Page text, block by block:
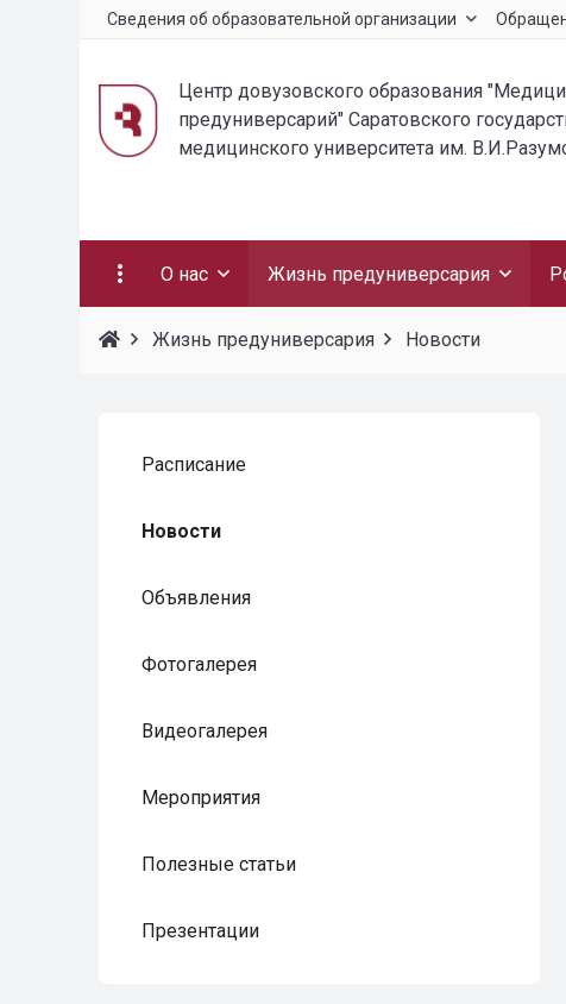
Сведения об образовательной организации
Центр довузовского образования
предуниверсарий" Саратовского
медицинского университета им.
О нас Жизнь предуниверсария
Жизнь предуниверсария Новости
Расписание
Новости
Объявления
Фотогалерея
Видеогалерея
Мероприятия
Полезные статьи
Презентации